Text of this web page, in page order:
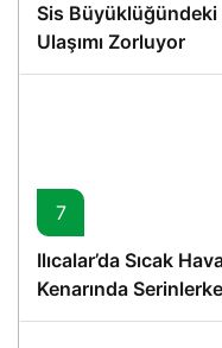
Sis Büyüklüğündeki
Ulaşımı Zorluyor
7
Ilıcalar’da Sıcak
Kenarında